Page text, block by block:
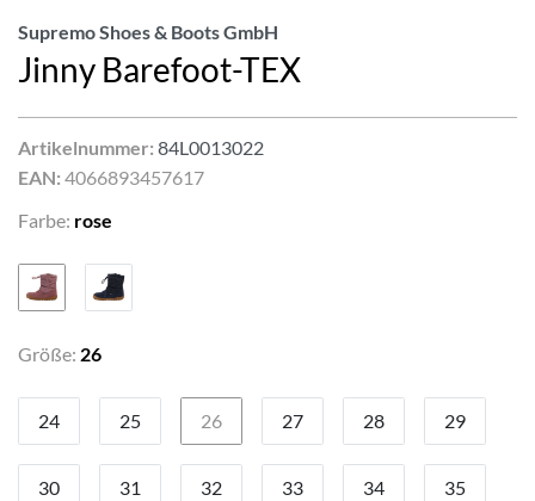
Supremo Shoes & Boots GmbH
Jinny Barefoot-TEX
Artikelnummer: 84L0013022
EAN: 4066893457617
Farbe: rose
Größe: 26
24 25 26 27 28 29
30 31 32 33 34 35